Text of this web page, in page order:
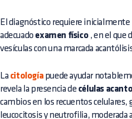
El diagnóstico requiere inicialmente
adecuado examen físico , en el que
vesículas con una marcada
La citologíapuede ayudar
revela la presencia de células
cambios en los recuentos celulares,
leucocitosis y neutrofilia,